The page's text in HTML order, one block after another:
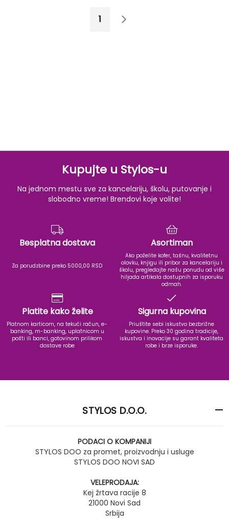
You're currently reading page
1 Page
2Page
Sledeće
Kupujte u Stylos-u
Na jednom mestu sve za kancelariju, školu, putovanje i
slobodno vreme! Brendovi koje volite!
Besplatna dostava
Za porudzbine preko 5000,00 RSD
Asortiman
Ako poželite kofer, tašnu, kvalitetnu
olovku, knjigu ili pribor za kancelariju i
školu, pregledajte našu ponudu od više
hiljada artikala dostupnih za isporuku
odmah.
Platite kako želite
Platnom karticom, na tekući račun, e-
banking, m-banking, uplatnicom u
pošti ili banci, gotovinom prilikom
dostave robe
Sigurna kupovina
Priuštite sebi iskustvo bezbrižne
kupovine. Preko 30 godina tradicije,
iskustva i inovacije su garant kvaliteta
robe i brze isporuke.
STYLOS D.O.O.
PODACI O KOMPANIJI
STYLOS DOO za promet, proizvodnju i usluge
STYLOS DOO NOVI SAD
VELEPRODAJA:
Kej žrtava racije 8
21000 Novi Sad
Srbija